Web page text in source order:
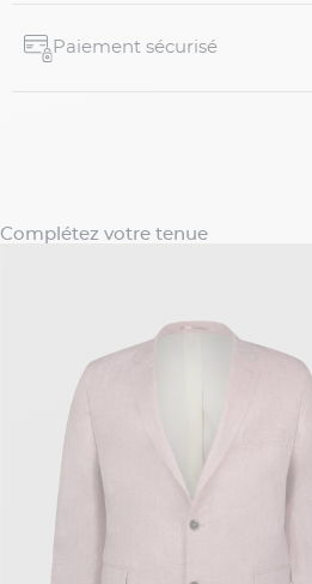
Paiement sécurisé
Complétez votre tenue